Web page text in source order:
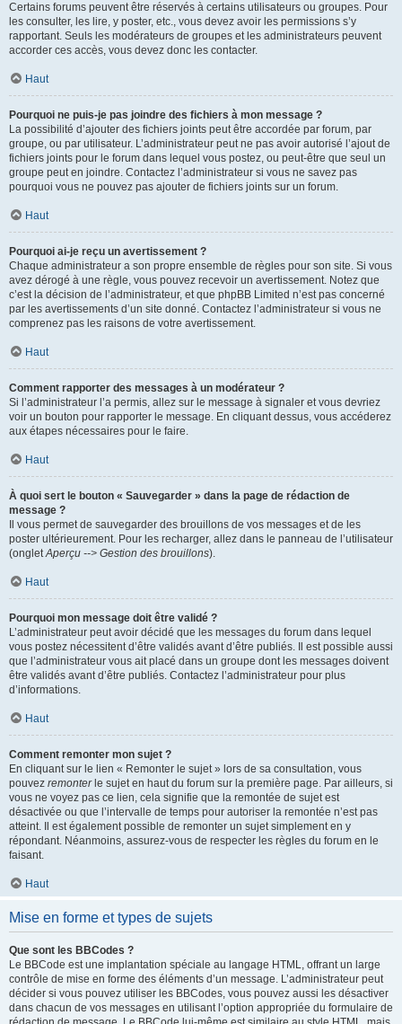
Certains forums peuvent être réservés à certains utilisateurs ou groupes. Pour
les consulter, les lire, y poster, etc., vous devez avoir les permissions s’y
rapportant. Seuls les modérateurs de groupes et les administrateurs peuvent
accorder ces accès, vous devez donc les contacter.
Haut
Pourquoi ne puis-je pas joindre des fichiers à mon message ?
La possibilité d’ajouter des fichiers joints peut être accordée par forum, par
groupe, ou par utilisateur. L’administrateur peut ne pas avoir autorisé l’ajout de
fichiers joints pour le forum dans lequel vous postez, ou peut-être que seul un
groupe peut en joindre. Contactez l’administrateur si vous ne savez pas
pourquoi vous ne pouvez pas ajouter de fichiers joints sur un forum.
Haut
Pourquoi ai-je reçu un avertissement ?
Chaque administrateur a son propre ensemble de règles pour son site. Si vous
avez dérogé à une règle, vous pouvez recevoir un avertissement. Notez que
c’est la décision de l’administrateur, et que phpBB Limited n’est pas concerné
par les avertissements d’un site donné. Contactez l’administrateur si vous ne
comprenez pas les raisons de votre avertissement.
Haut
Comment rapporter des messages à un modérateur ?
Si l’administrateur l’a permis, allez sur le message à signaler et vous devriez
voir un bouton pour rapporter le message. En cliquant dessus, vous accéderez
aux étapes nécessaires pour le faire.
Haut
À quoi sert le bouton « Sauvegarder » dans la page de rédaction de
message ?
Il vous permet de sauvegarder des brouillons de vos messages et de les
poster ultérieurement. Pour les recharger, allez dans le panneau de l’utilisateur
(ongletAperçu --> Gestion des brouillons).
Haut
Pourquoi mon message doit être validé ?
L’administrateur peut avoir décidé que les messages du forum dans lequel
vous postez nécessitent d’être validés avant d’être publiés. Il est possible aussi
que l’administrateur vous ait placé dans un groupe dont les messages doivent
être validés avant d’être publiés. Contactez l’administrateur pour plus
d’informations.
Haut
Comment remonter mon sujet ?
En cliquant sur le lien « Remonter le sujet » lors de sa consultation, vous
pouvez remonterle sujet en haut du forum sur la première page. Par ailleurs, si
vous ne voyez pas ce lien, cela signifie que la remontée de sujet est
désactivée ou que l’intervalle de temps pour autoriser la remontée n’est pas
atteint. Il est également possible de remonter un sujet simplement en y
répondant. Néanmoins, assurez-vous de respecter les règles du forum en le
faisant.
Haut
Mise en forme et types de sujets
Que sont les BBCodes ?
Le BBCode est une implantation spéciale au langage HTML, offrant un large
contrôle de mise en forme des éléments d’un message. L’administrateur peut
décider si vous pouvez utiliser les BBCodes, vous pouvez aussi les désactiver
dans chacun de vos messages en utilisant l’option appropriée du formulaire de